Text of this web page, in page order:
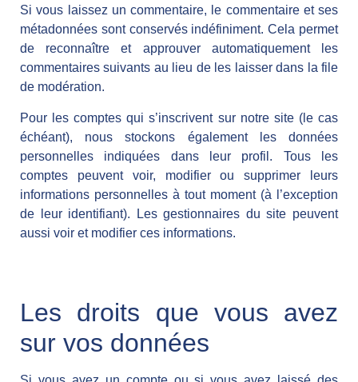
Si vous laissez un commentaire, le commentaire et ses
métadonnées sont conservés indéfiniment. Cela permet
de reconnaître et approuver automatiquement les
commentaires suivants au lieu de les laisser dans la file
de modération.
Pour les comptes qui s’inscrivent sur notre site (le cas
échéant), nous stockons également les données
personnelles indiquées dans leur profil. Tous les
comptes peuvent voir, modifier ou supprimer leurs
informations personnelles à tout moment (à l’exception
de leur identifiant). Les gestionnaires du site peuvent
aussi voir et modifier ces informations.
Les droits que vous avez
sur vos données